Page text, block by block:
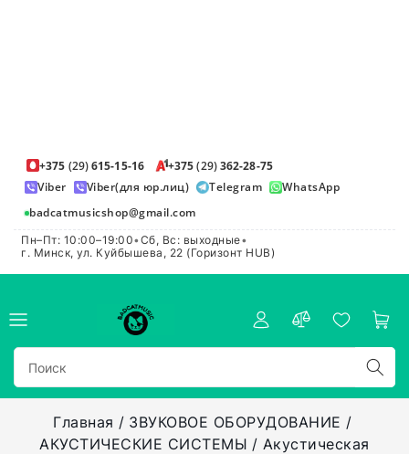
+375 (29)615-15-16 +375(29)362-28-75
Viber
Viber(для юр.лиц) Telegram
WhatsApp
badcatmusicshop@gmail.com
Пн–Пт: 10:00–19:00•Сб, Вс: выходные•
г. Минск, ул. Куйбышева, 22 (Горизонт HUB)
Главная
ЗВУКОВОЕ ОБОРУДОВАНИЕ
АКУСТИЧЕСКИЕ СИСТЕМЫ
Акустическая